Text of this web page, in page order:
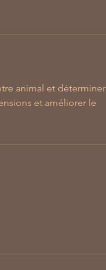
animal et déterminer
et améliorer le